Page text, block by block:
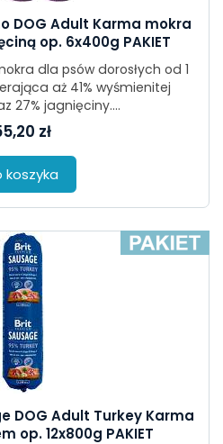
DOG Adult Karma mokra
op. 6x400g PAKIET
dla psów dorosłych od 1
aż 41% wyśmienitej
27% jagnięciny....
zł
koszyka
DOG Adult Turkey Karma
op. 12x800g PAKIET